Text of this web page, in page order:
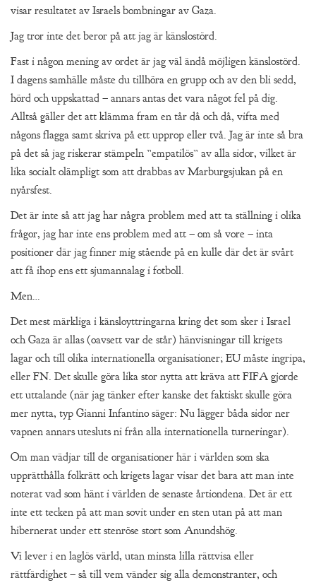
visar resultatet av Israels bombningar av Gaza.
Jag tror inte det beror på att jag är känslostörd.
Fast i någon mening av ordet är jag väl ändå möjligen känslostörd.
I dagens samhälle måste du tillhöra en grupp och av den bli sedd,
hörd och uppskattad – annars antas det vara något fel på dig.
Alltså gäller det att klämma fram en tår då och då, vifta med
någons flagga samt skriva på ett upprop eller två. Jag är inte så bra
på det så jag riskerar stämpeln ”empatilös” av alla sidor, vilket är
lika socialt olämpligt som att drabbas av Marburgsjukan på en
nyårsfest.
Det är inte så att jag har några problem med att ta ställning i olika
frågor, jag har inte ens problem med att – om så vore – inta
positioner där jag finner mig stående på en kulle där det är svårt
att få ihop ens ett sjumannalag i fotboll.
Men…
Det mest märkliga i känsloyttringarna kring det som sker i Israel
och Gaza är allas (oavsett var de står) hänvisningar till krigets
lagar och till olika internationella organisationer; EU måste ingripa,
eller FN. Det skulle göra lika stor nytta att kräva att FIFA gjorde
ett uttalande (när jag tänker efter kanske det faktiskt skulle göra
mer nytta, typ Gianni Infantino säger: Nu lägger båda sidor ner
vapnen annars utesluts ni från alla internationella turneringar).
Om man vädjar till de organisationer här i världen som ska
upprätthålla folkrätt och krigets lagar visar det bara att man inte
noterat vad som hänt i världen de senaste årtiondena. Det är ett
inte ett tecken på att man sovit under en sten utan på att man
hibernerat under ett stenröse stort som Anundshög.
Vi lever i en laglös värld, utan minsta lilla rättvisa eller
rättfärdighet – så till vem vänder sig alla demonstranter, och